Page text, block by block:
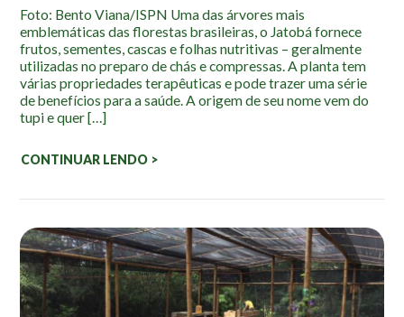
Tucano do Bico Verde
Atividades
Escolas e Universidades
Educação Ambiental
Trilhas
Terceira Idade
Inclusão Social
Blog
Newsletter
Foto: Bento Viana/ISPN Uma das árvores mais
emblemáticas das florestas brasileiras, o Jatobá fornece
frutos, sementes, cascas e folhas nutritivas – geralmente
utilizadas no preparo de chás e compressas. A planta tem
várias propriedades terapêuticas e pode trazer uma série
de benefícios para a saúde. A origem de seu nome vem do
tupi e quer […]
CONTINUAR LENDO >